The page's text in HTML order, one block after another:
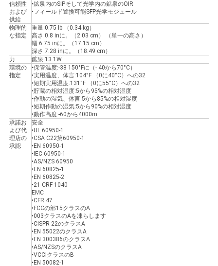
信頼性
および
供給
•鉱泉内のSIPそして光学内の鉱泉のOIR
•フィールド置換可能SFP光学モジュール
物理的
な指定
重量:0.75 lb （0.34 kg）
高さ:0.8 inに。（2.03 cm） （単一の高さ）
幅:6.75 inに。（17.15 cm）
深さ:7.28 inに。（18.49 cm）
力
鉱泉:13.1W
環境の
指定
•保管温度:-38 150°Fに（- 40から70°C）
•実用温度、体言:104°F （0に40°C）への32
•短期実用温度:131°F （0に55°C）への32
•貯蔵の相対湿度:5から95%の相対湿度
•作動の湿気、体言:5から85%の相対湿度
•短期作動の湿気:5から90%の相対湿度
•動作高度:-60から4000m
承諾お
よび代
理店の
承認
安全
•UL 60950-1
•CSA C22第60950-1
•EN 60950-1
•IEC 60950-1
•AS/NZS 60950
•EN 60825-1
•EN 60825-2
•21 CRF 1040
EMC
•CFR 47
•FCCの部15クラスのA
•003クラスのAを凍らします
•CISPR 22のクラスA
•EN 55022のクラスA
•EN 300386のクラスA
•AS/NZSのクラスA
•VCCIクラスのB
•EN 50082-1